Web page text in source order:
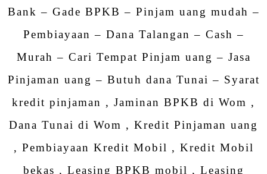
Bank – Gade BPKB – Pinjam uang mudah –
Pembiayaan – Dana Talangan – Cash –
Murah – Cari Tempat Pinjam uang – Jasa
Pinjaman uang – Butuh dana Tunai – Syarat
kredit pinjaman , Jaminan BPKB di Wom ,
Dana Tunai di Wom , Kredit Pinjaman uang
, Pembiayaan Kredit Mobil , Kredit Mobil
bekas , Leasing BPKB mobil , Leasing